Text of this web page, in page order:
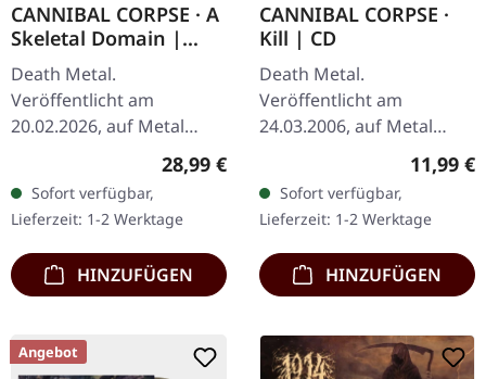
CANNIBAL CORPSE · A
Skeletal Domain |
WHITE LP
Death Metal.
Veröffentlicht am
20.02.2026, auf Metal
Blade Records. Weißes
Vinyl im Gatefold-Cover.
Plastic Head exklusive
Auflage.
Siebenunddreißig…
Regulärer Preis:
28,99 €
Sofort verfügbar,
Lieferzeit: 1-2 Werktage
HINZUFÜGEN
CANNIBAL CORPSE ·
Kill | CD
Death Metal.
Veröffentlicht am
24.03.2006, auf Metal
Blade Records. CD im
Jewelcase mit 16-seitigem
Booklet. Cannibal Corpse
entfesseln pure
sonische…
11,99 €
Sofort verfügbar,
Lieferzeit: 1-2 Werktage
HINZUFÜGEN
Angebot